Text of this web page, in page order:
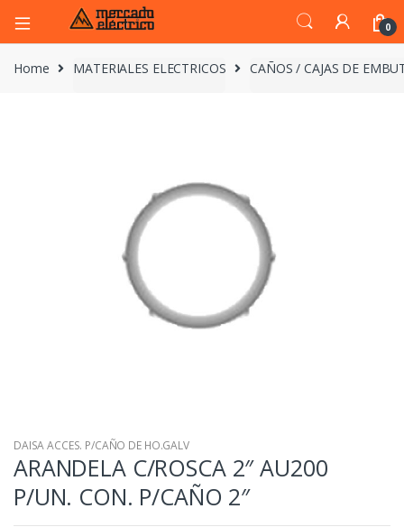
0
Home MATERIALES ELECTRICOS CAÑOS / CAJAS DE
DAISA ACCES. P/CAÑO DE HO.GALV
ARANDELA C/ROSCA 2″ AU200
P/UN. CON. P/CAÑO 2″